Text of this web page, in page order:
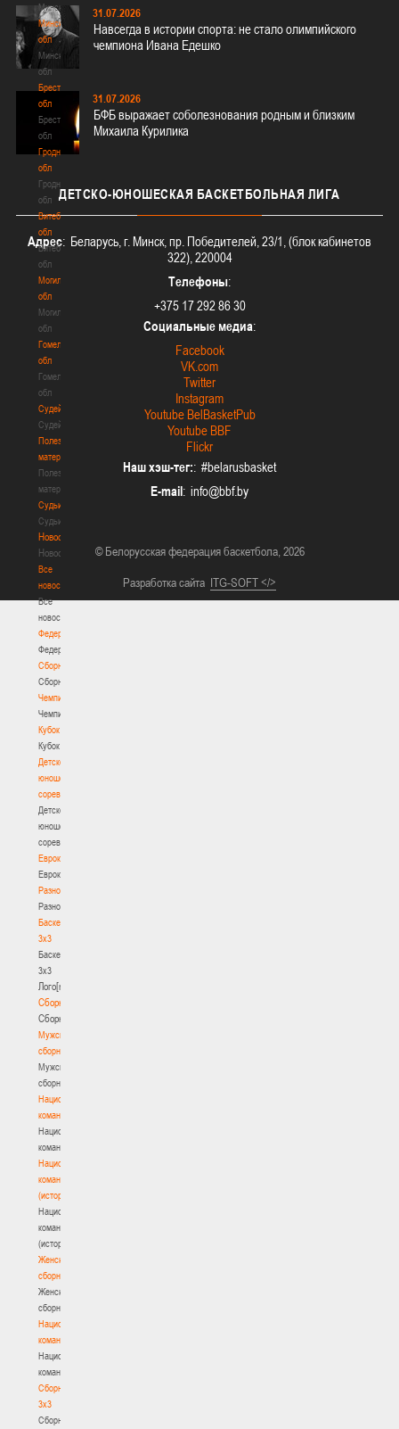
Минск
Минская
обл
Минская
обл
Брестская
обл
Брестская
обл
Гродненская
обл
Гродненская
обл
Витебская
обл
Витебская
обл
Могилевская
обл
Могилевская
обл
Гомельская
обл
Гомельская
обл
Судейство
Судейство
Полезные
материалы
Полезные
материалы
Судьи
Судьи
Новости
Новости
Все
новости
Все
новости
Федерация
Федерация
Сборные
Сборные
Чемпионат
Чемпионат
Кубок
Кубок
Детско-
юношеские
соревнования
Детско-
юношеские
соревнования
Еврокубки
Еврокубки
Разное
Разное
Баскетбол
3х3
Баскетбол
3х3
Лого[modid=121]
Сборные
Сборные
Мужские
сборные
Мужские
сборные
Национальная
команда
Национальная
команда
Национальная
команда
(история)
Национальная
команда
(история)
Женские
сборные
Женские
сборные
Национальная
команда
Национальная
команда
Сборные
3х3
Сборные
31.07.2026
Навсегда в истории спорта: не стало олимпийского
чемпиона Ивана Едешко
31.07.2026
БФБ выражает соболезнования родным и близким
Михаила Курилика
ДЕТСКО-ЮНОШЕСКАЯ БАСКЕТБОЛЬНАЯ ЛИГА
Адрес: Беларусь, г. Минск, пр. Победителей, 23/1, (блок кабинетов
322), 220004
Телефоны:
+375 17 292 86 30
Социальные медиа:
Facebook
VK.com
Twitter
Instagram
Youtube BelBasketPub
Youtube BBF
Flickr
Наш хэш-тег:: #belarusbasket
E-mail:
© Белорусская федерация баскетбола, 2026
Разработка сайта ITG-SOFT </>